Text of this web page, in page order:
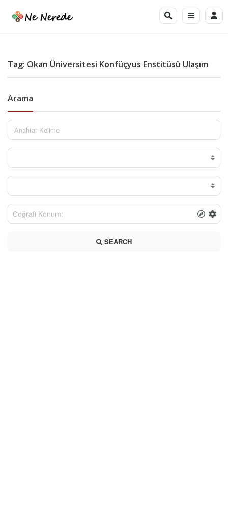
Tag: Okan Üniversitesi Konfüçyus Enstitüsü Ulaşım
Arama
SEARCH